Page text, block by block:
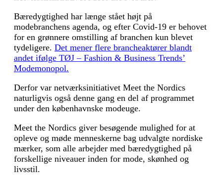
Bæredygtighed har længe stået højt på
modebranchens agenda, og efter Covid-19 er behovet
for en grønnere omstilling af branchen kun blevet
tydeligere. Det mener flere brancheaktører blandt
andet ifølge TØJ – Fashion & Business Trends’
Modemonopol.
Derfor var netværksinitiativet Meet the Nordics
naturligvis også denne gang en del af programmet
under den københavnske modeuge.
Meet the Nordics giver besøgende mulighed for at
opleve og møde menneskerne bag udvalgte nordiske
mærker, som alle arbejder med bæredygtighed på
forskellige niveauer inden for mode, skønhed og
livsstil.